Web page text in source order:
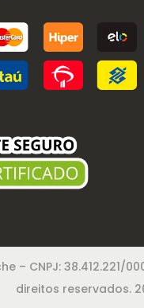
– CNPJ: 38.412.221/
direitos reservados.